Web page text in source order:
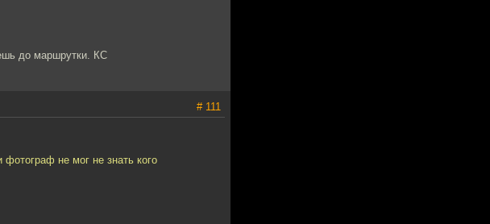
до маршрутки. КС
# 111
не мог не знать кого